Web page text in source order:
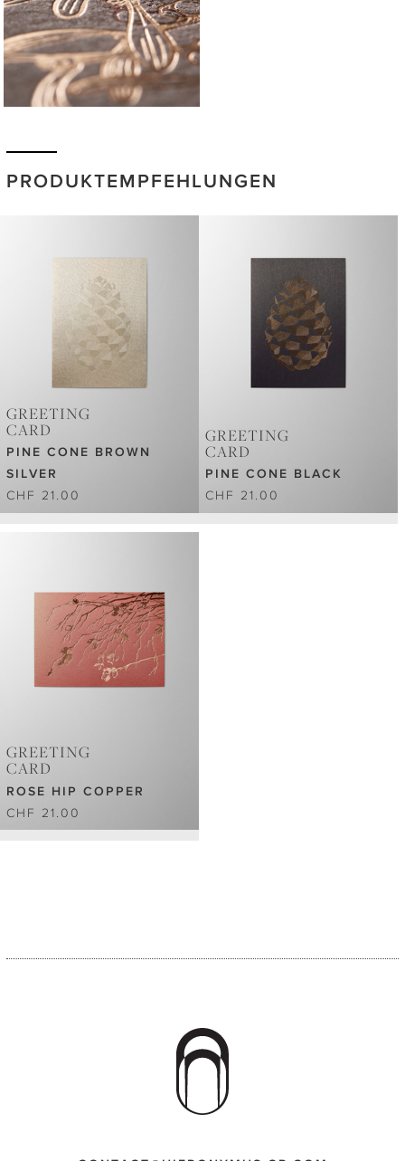
PRODUKTEMPFEHLUNGEN
GREETING
CARD
PINE CONE BROWN
SILVER
CHF 21.00
GREETING
CARD
PINE CONE BLACK
CHF 21.00
GREETING
CARD
ROSE HIP COPPER
CHF 21.00